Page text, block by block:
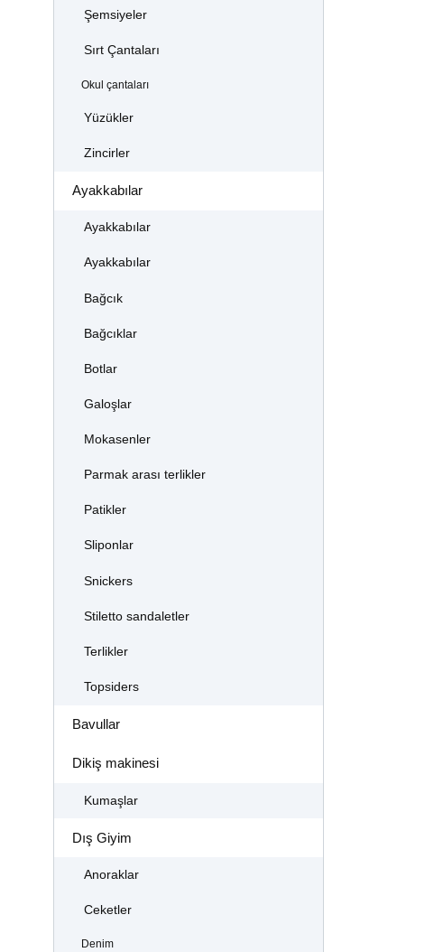
Şemsiyeler
Sırt Çantaları
Okul çantaları
Yüzükler
Zincirler
Ayakkabılar
Ayakkabılar
Ayakkabılar
Bağcık
Bağcıklar
Botlar
Galoşlar
Mokasenler
Parmak arası terlikler
Patikler
Sliponlar
Snickers
Stiletto sandaletler
Terlikler
Topsiders
Bavullar
Dikiş makinesi
Kumaşlar
Dış Giyim
Anoraklar
Ceketler
Denim